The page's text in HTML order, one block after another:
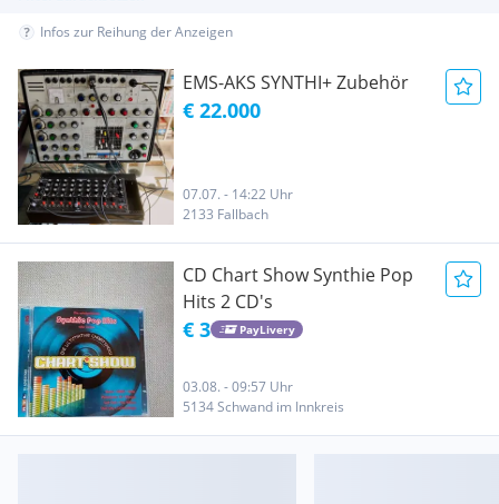
Infos zur Reihung der Anzeigen
EMS-AKS SYNTHI+ Zubehör
€ 22.000
07.07. - 14:22 Uhr
2133 Fallbach
CD Chart Show Synthie Pop
Hits 2 CD's
€ 3 PayLivery
03.08. - 09:57 Uhr
5134 Schwand im Innkreis